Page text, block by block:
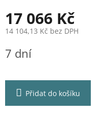
17 066 Kč
14 104,13 Kč bez DPH
cena:
7 dní
Přidat do košíku